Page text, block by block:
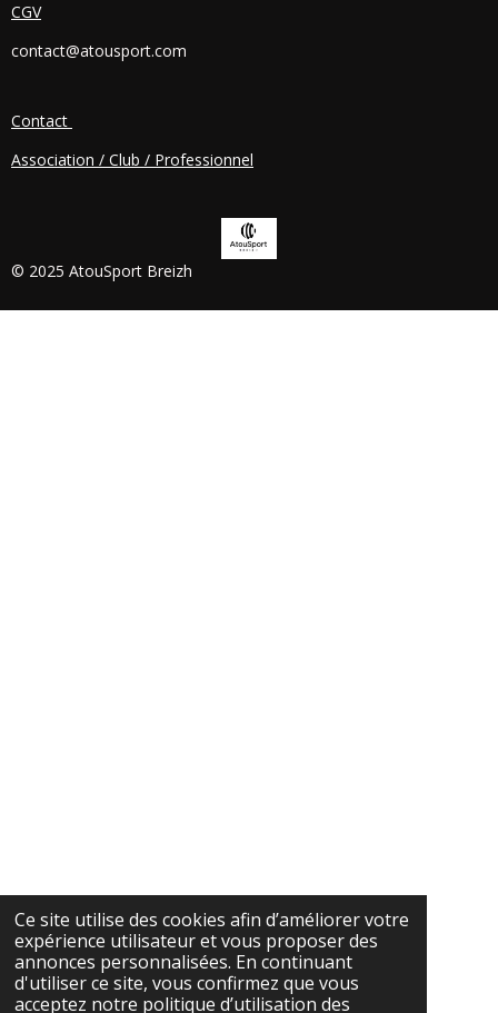
Ce site utilise des cookies afin d’améliorer votre
expérience utilisateur et vous proposer des
annonces personnalisées. En continuant
d'utiliser ce site, vous confirmez que vous
acceptez notre politique d’utilisation des
B
O
CGV
contact@atousport.com
Contact
Association / Club / Professionnel
© 2025 AtouSport Breizh